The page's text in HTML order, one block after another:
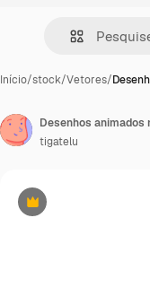
Início/stock/Vetores/
Premium
Desenhos animados
tigatelu